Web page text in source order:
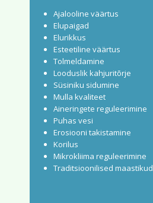
Ajalooline väärtus
Elupaigad
Elurikkus
Esteetiline väärtus
Tolmeldamine
Looduslik kahjuritõrje
Süsiniku sidumine
Mulla kvaliteet
Aineringete reguleerimine
Puhas vesi
Erosiooni takistamine
Korilus
Mikrokliima reguleerimine
Traditsioonilised maastikud